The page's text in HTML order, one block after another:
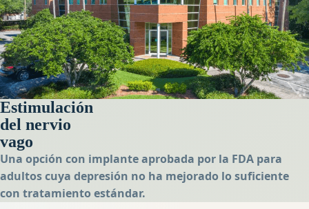
Estimulación
del nervio
vago
Una opción con implante aprobada por la FDA para
adultos cuya depresión no ha mejorado lo suficiente
con tratamiento estándar.